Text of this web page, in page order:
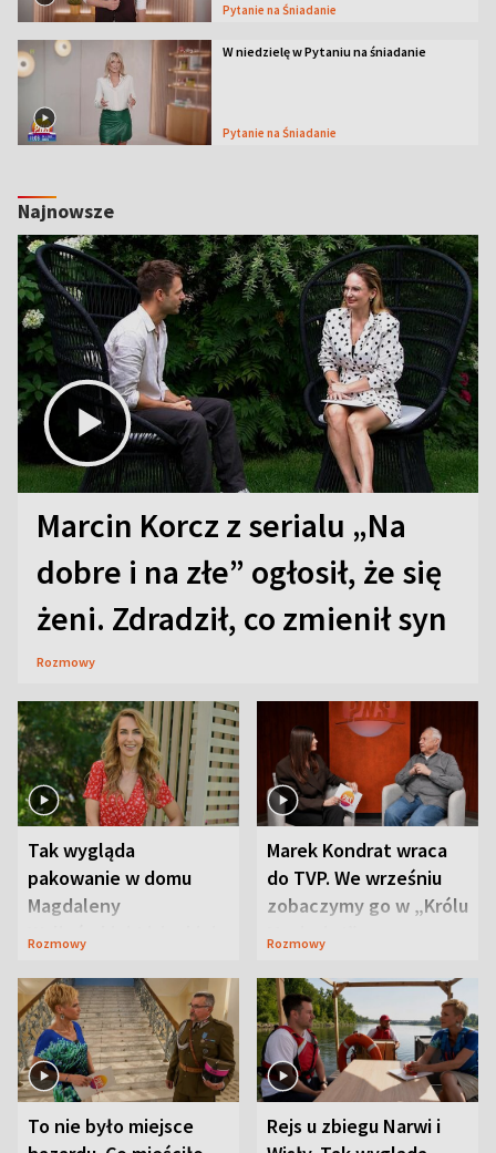
Pytanie na Śniadanie
W niedzielę w Pytaniu na śniadanie
Pytanie na Śniadanie
Najnowsze
Marcin Korcz z serialu „Na
dobre i na złe” ogłosił, że się
żeni. Zdradził, co zmienił syn
Rozmowy
Tak wygląda
pakowanie w domu
Magdaleny
Waligórskiej-Lisieckiej.
Rozmowy
Marek Kondrat wraca
do TVP. We wrześniu
zobaczymy go w „Królu
Maciusiu I”
Rozmowy
To nie było miejsce
Rejs u zbiegu Narwi i